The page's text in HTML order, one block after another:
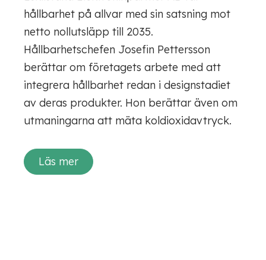
hållbarhet på allvar med sin satsning mot
netto nollutsläpp till 2035.
Hållbarhetschefen Josefin Pettersson
berättar om företagets arbete med att
integrera hållbarhet redan i designstadiet
av deras produkter. Hon berättar även om
utmaningarna att mäta koldioxidavtryck.
Läs mer